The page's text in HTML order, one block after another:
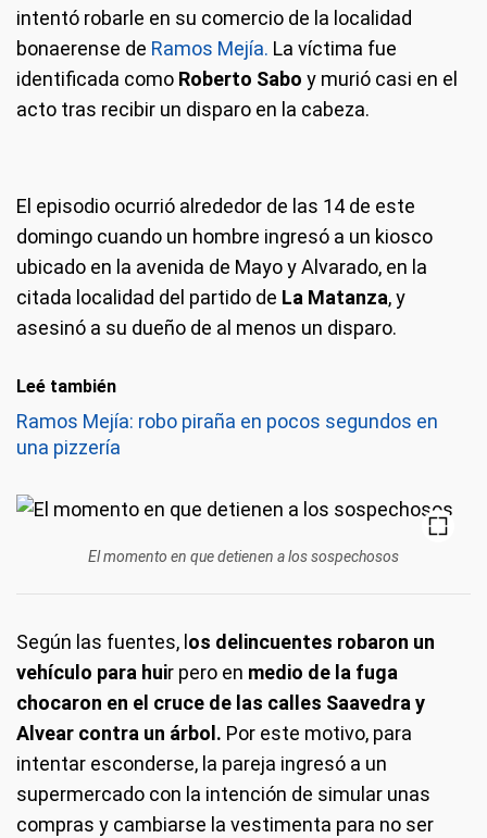
intentó robarle en su comercio de la localidad
bonaerense de Ramos Mejía. La víctima fue
identificada como Roberto Sabo y murió casi en el
acto tras recibir un disparo en la cabeza.
El episodio ocurrió alrededor de las 14 de este
domingo cuando un hombre ingresó a un kiosco
ubicado en la avenida de Mayo y Alvarado, en la
citada localidad del partido de La Matanza, y
asesinó a su dueño de al menos un disparo.
Leé también
Ramos Mejía: robo piraña en pocos segundos en
una pizzería
El momento en que detienen a los sospechosos
Según las fuentes, l os delincuentes robaron un
vehículo para huir pero en medio de la fuga
chocaron en el cruce de las calles Saavedra y
Alvear contra un árbol. Por este motivo, para
intentar esconderse, la pareja ingresó a un
supermercado con la intención de simular unas
compras y cambiarse la vestimenta para no ser